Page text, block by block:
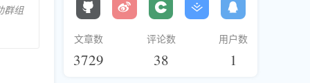
群组
文章数
3729
评论数
38
用户数
1